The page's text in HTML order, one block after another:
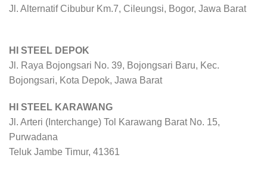
Jl. Alternatif Cibubur Km.7, Cileungsi, Bogor, Jawa Barat
HI STEEL DEPOK
Jl. Raya Bojongsari No. 39, Bojongsari Baru, Kec.
Bojongsari, Kota Depok, Jawa Barat
HI STEEL KARAWANG
Jl. Arteri (Interchange) Tol Karawang Barat No. 15,
Purwadana
Teluk Jambe Timur, 41361